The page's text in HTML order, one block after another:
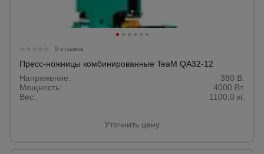
0 отзывов
Пресс-ножницы комбинированные TeaM QA32-12
Напряжение:
380 В.
Мощность:
4000 Вт.
Вес:
1100,0 кг.
Уточнить цену
арматурой
для бетонных
работ
для
склада